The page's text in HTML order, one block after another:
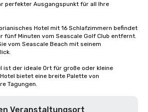
perfekter Ausgangspunkt für all Ihre
Hotel mit 16 Schlafzimmern befindet
fünf Minuten vom Seascale Golf Club entfernt.
vom Seascale Beach mit seinem
ist der ideale Ort für große oder kleine
bietet eine breite Palette von
Tagungen.
Veranstaltungsort